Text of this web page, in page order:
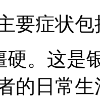
要症状
硬。这是
的日常